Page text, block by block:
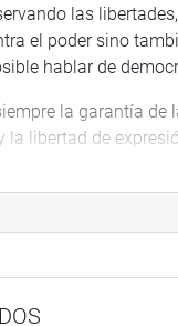
las
el poder sino
hablar de
la garantía
la libertad de
los informes de
hacían antes de la